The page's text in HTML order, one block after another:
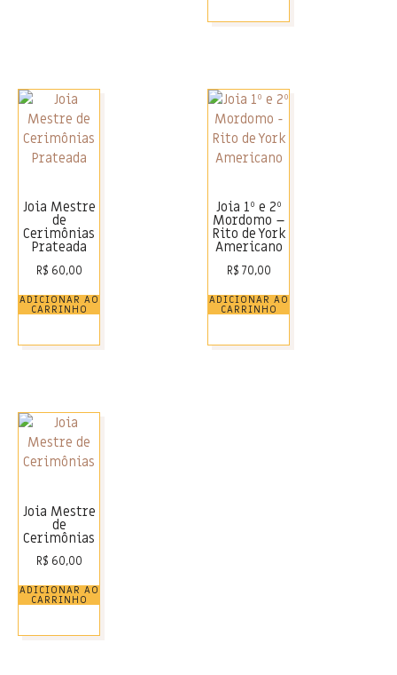
Joia Mestre
de
Cerimônias
Prateada
R$ 60,00
ADICIONAR AO
CARRINHO
Joia 1º e 2º
Mordomo –
Rito de York
Americano
R$ 70,00
ADICIONAR AO
CARRINHO
Joia Mestre
de
Cerimônias
R$ 60,00
ADICIONAR AO
CARRINHO